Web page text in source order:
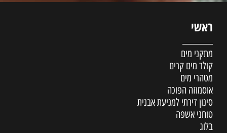
ראשי
מתקני מים
קולר מים קרים
מטהרי מים
אוסמוזה הפוכה
סינון דירתי למניעת אבנית
טוחני אשפה
בלוג